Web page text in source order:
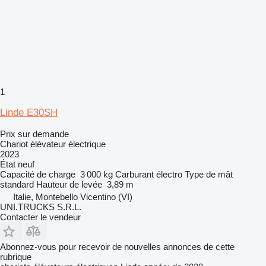
1
Linde E30SH
Prix sur demande
Chariot élévateur électrique
2023
État neuf
Capacité de charge 3 000 kg Carburant électro Type de mât
standard Hauteur de levée 3,89 m
Italie, Montebello Vicentino (VI)
UNI.TRUCKS S.R.L.
Contacter le vendeur
Abonnez-vous pour recevoir de nouvelles annonces de cette
rubrique